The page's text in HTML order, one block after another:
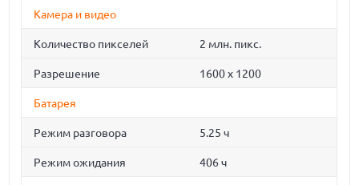
Камера и видео
Количество пикселей 2 млн. пикс.
Разрешение 1600 x 1200
Батарея
Режим разговора 5.25 ч
Режим ожидания 406 ч